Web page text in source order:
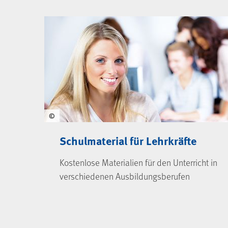
©
Schulmaterial für Lehrkräfte
Kostenlose Materialien für den Unterricht in
verschiedenen Ausbildungsberufen